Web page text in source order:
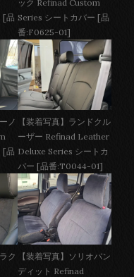
[品
ック Refinad Custom
Series シートカバー [品
番:F0625-01]
ノ
[品
【装着写真】ランドクル
ーザー Refinad Leather
Deluxe Series シートカ
バー [品番:T0044-01]
ク
【装着写真】ソリオバン
ディット Refinad